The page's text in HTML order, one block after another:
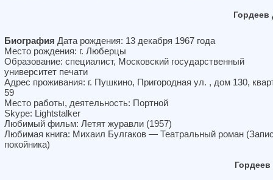
Гордеев
Биография Дата рождения: 13 декабря 1967 года
Место рождения: г. Люберцы
Образование: специалист, Московский государственный
университет печати
Адрес проживания: г. Пушкино, Пригородная ул. , дом 130,
59
Место работы, деятельность: Портной
Skype: Lightstalker
Любимый фильм: Летят журавли (1957)
Любимая книга: Михаил Булгаков — Театральный роман
покойника)